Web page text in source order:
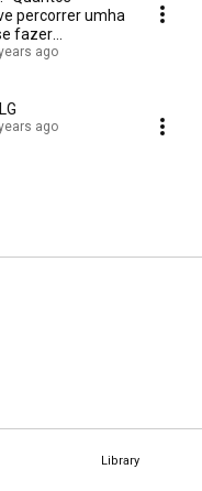
Library
percorrer umha
fazer
ago
ago